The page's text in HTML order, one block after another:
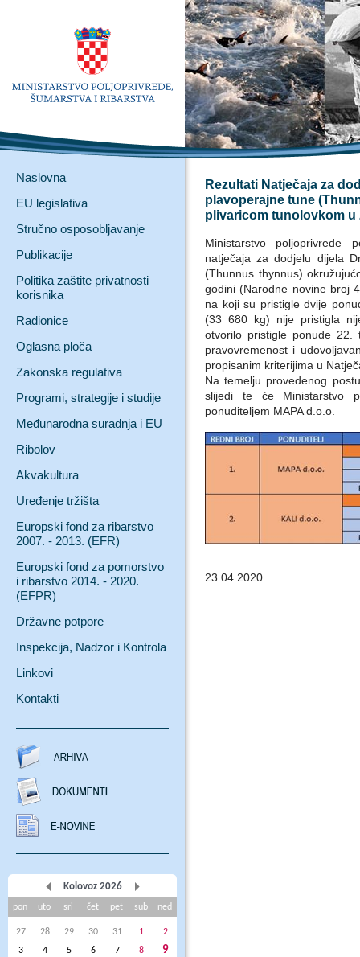
Naslovna
EU legislativa
Stručno osposobljavanje
Publikacije
Politika zaštite privatnosti
korisnika
Radionice
Oglasna ploča
Zakonska regulativa
Programi, strategije i studije
Međunarodna suradnja i EU
Ribolov
Akvakultura
Uređenje tržišta
Europski fond za ribarstvo
2007. - 2013. (EFR)
Europski fond za pomorstvo
i ribarstvo 2014. - 2020.
(EFPR)
Državne potpore
Inspekcija, Nadzor i Kontrola
Linkovi
Kontakti
Kolovoz 2026
pon uto sri čet pet sub ned
27 28 29 30 31 1
2
3
4 5 6 7 8 9
Rezultati Natječaja za
plavoperajne tune
plivaricom tunolovkom u
Ministarstvo poljoprivrede
natječaja za dodjelu dijela
(Thunnus thynnus)
godini (Narodne novine broj
na koji su pristigle dvije
(33 680 kg) nije pristigla
otvorilo pristigle ponude 22.
pravovremenost i
propisanim kriterijima u
Na temelju provedenog
slijedi te će Ministarstvo
ponuditeljem MAPA d.o.o.
23.04.2020